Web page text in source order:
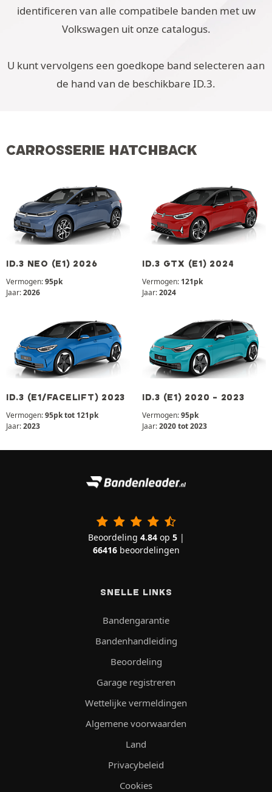
identificeren van alle compatibele banden met uw
Volkswagen uit onze catalogus.
U kunt vervolgens een goedkope band selecteren aan
de hand van de beschikbare ID.3.
CARROSSERIE HATCHBACK
ID.3 NEO (E1) 2026
Vermogen:95pk
Jaar:2026
ID.3 GTX (E1) 2024
Vermogen: 121pk
Jaar:2024
ID.3 (E1/FACELIFT) 2023
Vermogen:95pk tot 121pk
Jaar:2023
ID.3 (E1) 2020 - 2023
Vermogen:95pk
Jaar:2020 tot 2023
Beoordeling 4.84op 5|
66416beoordelingen
SNELLE LINKS
Bandengarantie
Bandenhandleiding
Beoordeling
Garage registreren
Wettelijke vermeldingen
Algemene voorwaarden
Land
Privacybeleid
Cookies